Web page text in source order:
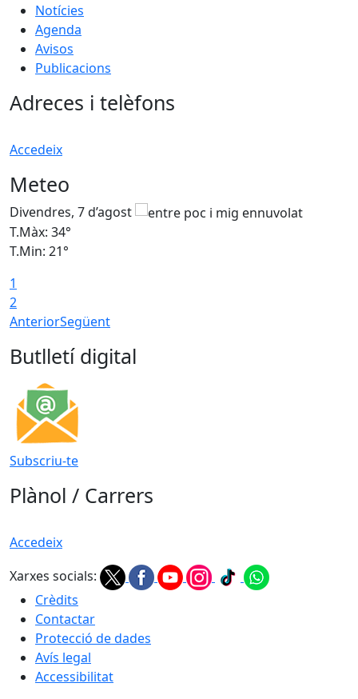
Notícies
Agenda
Avisos
Publicacions
Adreces i telèfons
Accedeix
Meteo
Divendres, 7 d’agost
T.Màx: 34°
T.Min: 21°
1
2
AnteriorSegüent
Butlletí digital
Subscriu-te
Plànol / Carrers
Accedeix
Xarxes socials:
Crèdits
Contactar
Protecció de dades
Avís legal
Accessibilitat